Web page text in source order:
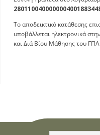
Το αποδεικτικό κατάθεσης
υποβάλλεται ηλεκτρονικά
και Διά Βίου Μάθησης του